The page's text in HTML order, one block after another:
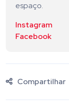
espaço.
Instagram
Facebook
Compartilhar